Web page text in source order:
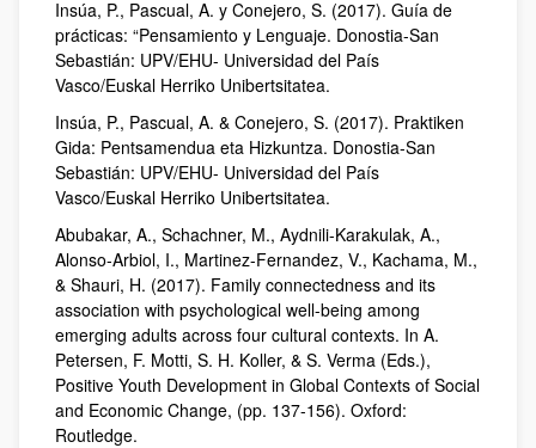
Insúa, P., Pascual, A. y Conejero, S. (2017). Guía de
prácticas: “Pensamiento y Lenguaje. Donostia-San
Sebastián: UPV/EHU- Universidad del País
Vasco/Euskal Herriko Unibertsitatea.
Insúa, P., Pascual, A. & Conejero, S. (2017). Praktiken
Gida: Pentsamendua eta Hizkuntza. Donostia-San
Sebastián: UPV/EHU- Universidad del País
Vasco/Euskal Herriko Unibertsitatea.
Abubakar, A., Schachner, M., Aydnili-Karakulak, A.,
Alonso-Arbiol, I., Martinez-Fernandez, V., Kachama, M.,
& Shauri, H. (2017). Family connectedness and its
association with psychological well-being among
emerging adults across four cultural contexts. In A.
Petersen, F. Motti, S. H. Koller, & S. Verma (Eds.),
Positive Youth Development in Global Contexts of Social
and Economic Change, (pp. 137-156). Oxford:
Routledge.